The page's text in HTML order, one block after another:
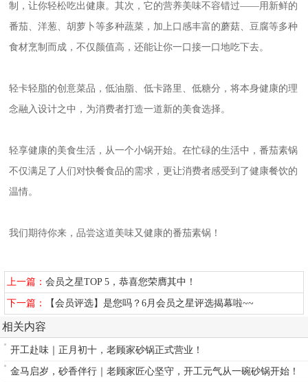
制，让你轻松吃出健康。其次，它的营养美味不容错过——用新鲜的
番茄、洋葱、胡萝卜等多种蔬菜，加上口感丰富的蘑菇、豆腐等多种
食材烹制而成，不仅颜值高，还能让你一口接一口地吃下去。
轻卡轻脂的创意菜品，低油脂、低卡路里、低糖分，将本身健康的理
念融入设计之中，为消费者打造一道新的美食选择。
轻享健康的美食生活，从一个小锅开始。在忙碌的生活中，番茄素锅
不仅满足了人们对快餐食品的需求，更让消费者感受到了健康餐饮的
温情。
我们期待你来，品尝这道美味又健康的番茄素锅！
上一篇：会员之星TOP 5，恭喜您荣膺其中！
下一篇： 【会员评选】是您吗？6月会员之星评选揭幕啦~~
相关内容
开工赴味｜正月初十，老顾家砂锅正式营业！
金马启岁，砂香伴行｜老顾家匠心坚守，开工元气从一碗砂锅开始！